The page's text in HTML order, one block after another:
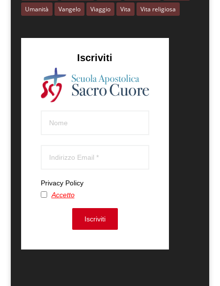
Umanità
Vangelo Viaggio Vita Vita religiosa
Iscriviti
Privacy Policy
Accetto
Iscriviti